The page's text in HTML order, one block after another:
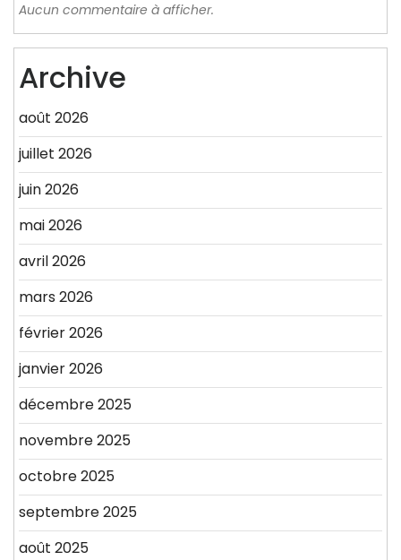
Aucun commentaire à afficher.
Archive
août 2026
juillet 2026
juin 2026
mai 2026
avril 2026
mars 2026
février 2026
janvier 2026
décembre 2025
novembre 2025
octobre 2025
septembre 2025
août 2025